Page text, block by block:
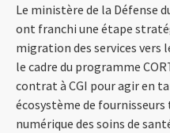
Le ministère de la Défense
ont franchi une étape
migration des services vers
le cadre du programme
contrat à CGI pour agir en
écosystème de
numérique des soins de